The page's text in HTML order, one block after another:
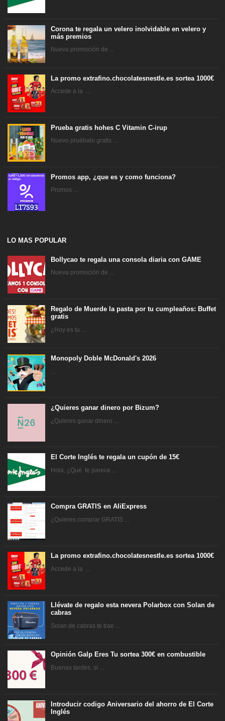
Corona te regala un velero inolvidable en velero y
más premios
Nueva promoción de ...
La promo extrafino.chocolatesnestle.es sortea 1000€
Accede a la ...
Prueba gratis hohes C Vitamin C-irup
Nuevo pruébalo gratis ...
Promos app, ¿que es y como funciona?
Promos ...
LO MAS POPULAR
Bollycao te regala una consola diaria con GAME
Nueva promoción de ...
Regalo de Muerde la pasta por tu cumpleaños: Buffet
gratis
¿Hoy es tu ...
Monopoly Doble McDonald's 2026
¿Quieres ganar dinero por Bizum?
¿Quieres ganar dinero ...
El Corte Inglés te regala un cupón de 15€
Hola, ¿Qué te parece ...
Compra GRATIS en AliExpress
¿Quieres comprar GRATIS ...
La promo extrafino.chocolatesnestle.es sortea 1000€
Accede a la ...
Llévate de regalo esta nevera Polarbox con Solan de
cabras
Solan de cabras te trae ...
Opinión Galp Eres Tu sortea 300€ en combustible
Buenas tardes, si ...
Introducir codigo Aniversario del ahorro de El Corte
Inglés